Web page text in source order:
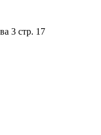
3 стр. 17